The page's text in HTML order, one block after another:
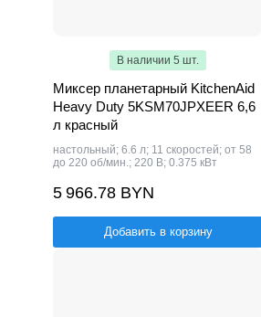
В наличии 5 шт.
Миксер планетарный KitchenAid
Heavy Duty 5KSM70JPXEER 6,6
л красный
настольный; 6.6 л; 11 скоростей; от 58
до 220 об/мин.; 220 В; 0.375 кВт
5 966.78 BYN
Добавить в корзину